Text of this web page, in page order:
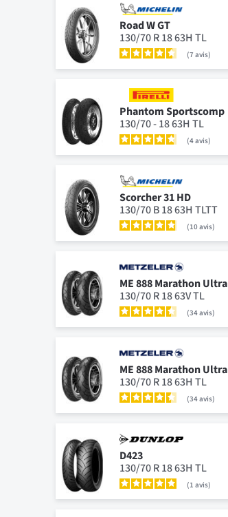
Road W GT
130/70 R 18 63H TL
7avis
Phantom Sportscomp
130/70 - 18 63H TL
4avis
Scorcher 31 HD
130/70 B 18 63H TLTT
10avis
ME 888 Marathon Ultra
130/70 R 18 63V TL
34avis
ME 888 Marathon Ultra
130/70 R 18 63H TL
34avis
D423
130/70 R 18 63H TL
1avis